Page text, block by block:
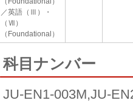
／英語（Ⅲ）・
（Ⅶ）
（Foundational）
科目ナンバー
JU-EN1-003M,JU-